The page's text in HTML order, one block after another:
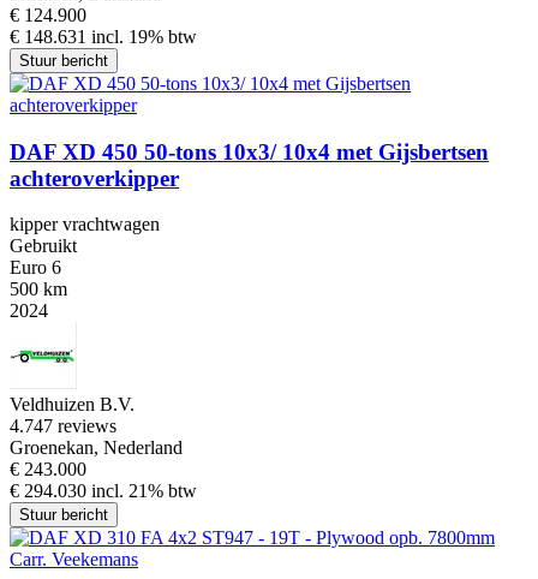
€ 124.900
€ 148.631 incl. 19% btw
Stuur bericht
DAF XD 450 50-tons 10x3/ 10x4 met Gijsbertsen
achteroverkipper
kipper vrachtwagen
Gebruikt
Euro 6
500 km
2024
Veldhuizen B.V.
4.747 reviews
Groenekan, Nederland
€ 243.000
€ 294.030 incl. 21% btw
Stuur bericht